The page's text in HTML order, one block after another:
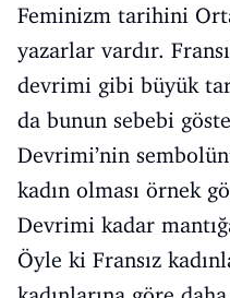
Feminizm tarihini
yazarlar vardır.
devrimi gibi büyük
da bunun sebebi
Devrimi’nin
kadın olması örnek
Devrimi kadar
Öyle ki Fransız